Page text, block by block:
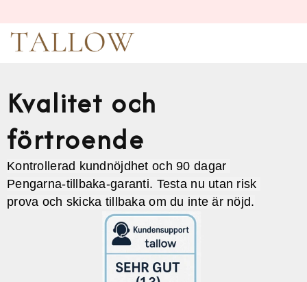
Kvalitet och
förtroende
Kontrollerad kundnöjdhet och 90 dagar
Pengarna-tillbaka-garanti. Testa nu utan risk
prova och skicka tillbaka om du inte är nöjd.